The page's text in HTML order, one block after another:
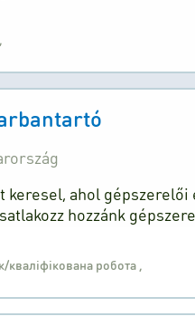
keresel, ahol
hozzánk
кваліфікована робота